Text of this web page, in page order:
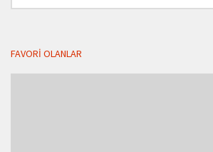
FAVORI OLANLAR